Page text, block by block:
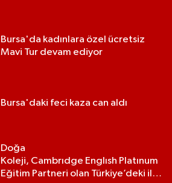
Bursa'da kadınlara özel ücretsiz
Mavi Tur devam ediyor
Bursa'daki feci kaza can aldı
Doğa
Koleji, Cambrıdge Englısh Platınum
Eğitim Partneri olan Türkiye’deki ilk